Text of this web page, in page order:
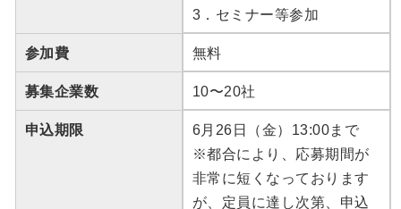
3．セミナー等参加
参加費 無料
募集企業数 10〜20社
申込期限
6月26日（金）13:00まで
※都合により、応募期間が
非常に短くなっております
が、定員に達し次第、申込